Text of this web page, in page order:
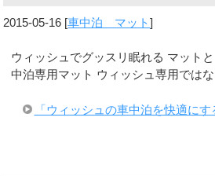
2015-05-16 [車中泊 マット]
ウィッシュでグッスリ眠れる マッ
中泊専用マット ウィッシュ専用では
「ウィッシュの車中泊を快適に